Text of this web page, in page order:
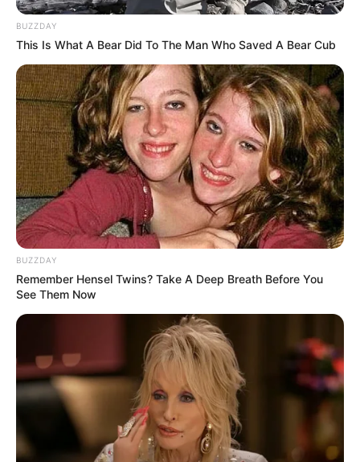
WATCH THE FIRST CONGRESSIONAL
HEARING ON MK ULTRA SINCE 1977
HTTPS://T.CO/XYTDAN4AL2
— REP. ANNA PAULINA LUNA
(@REPLUNA)JUNE 30, 2026
BUZZDAY
This Is What A Bear Did To The Man Who Saved A Bear Cub
BUZZDAY
Remember Hensel Twins? Take A Deep Breath Before You
See Them Now